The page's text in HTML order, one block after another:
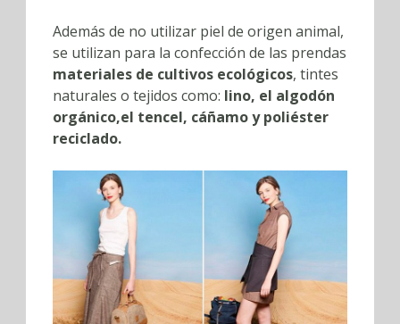
Además de no utilizar piel de origen animal,
se utilizan para la confección de las prendas
materiales de cultivos ecológicos, tintes
naturales o tejidos como: lino, el algodón
orgánico,el tencel, cáñamo y poliéster
reciclado.